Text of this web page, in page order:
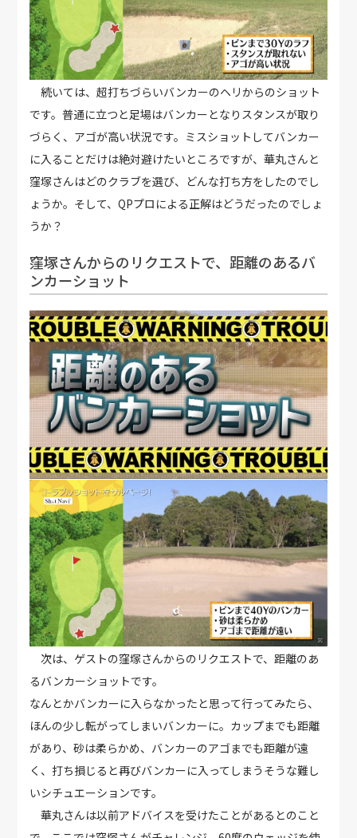
続いては、超打ちづらいバンカーのヘリからのショット
です。普通に立つと足場はバンカーとなりスタンスが取り
づらく、アゴが高い状況です。ミスショットしてバンカー
に入ることだけは絶対避けたいところですが、華丸さんと
窪塚さんはどのクラブを選び、どんな打ち方をしたのでし
ょうか。そして、QPプロによる正解はどうだったのでしょ
うか？
窪塚さんからのリクエストで、距離のあるバ
ンカーショット
次は、ゲストの窪塚さんからのリクエストで、距離のあ
るバンカーショットです。
なんとかバンカーに入らなかったと思って行ってみたら、
ほんの少し転がってしまいバンカーに。カップまでも距離
があり、砂は柔らかめ、バンカーのアゴまでも距離が遠
く、打ち損じると再びバンカーに入ってしまうそうな難し
いシチュエーションです。
華丸さんは以前アドバイスを受けたことがあるとのこと